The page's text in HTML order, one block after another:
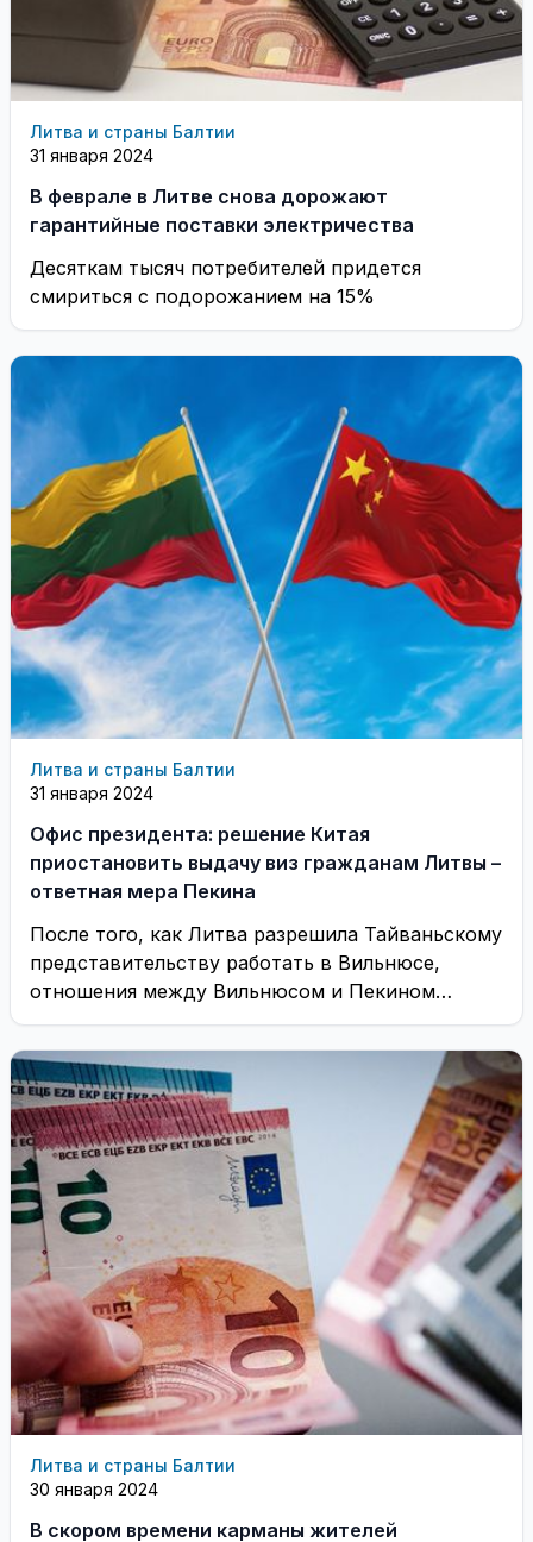
Литва и страны Балтии
31 января 2024
В феврале в Литве снова дорожают
гарантийные поставки электричества
Десяткам тысяч потребителей придется
смириться с подорожанием на 15%
Литва и страны Балтии
31 января 2024
Офис президента: решение Китая
приостановить выдачу виз гражданам Литвы –
ответная мера Пекина
После того, как Литва разрешила Тайваньскому
представительству работать в Вильнюсе,
отношения между Вильнюсом и Пекином
ухудшились
Литва и страны Балтии
30 января 2024
В скором времени карманы жителей